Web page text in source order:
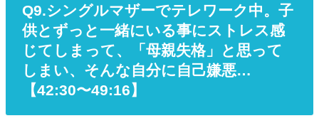
Q9.シングルマザーでテレワーク中。子
供とずっと一緒にいる事にストレス感
じてしまって、「母親失格」と思って
しまい、そんな自分に自己嫌悪…
【42:30〜49:16】